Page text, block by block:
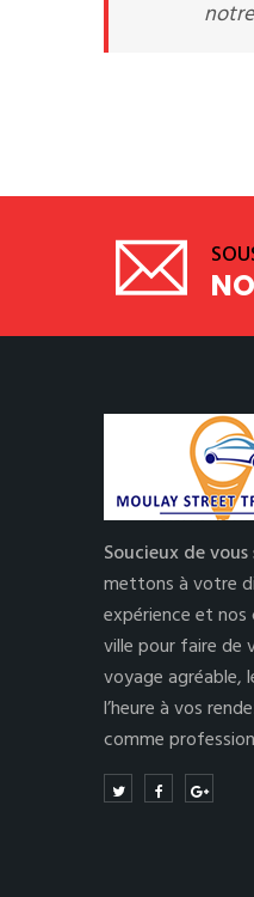
Soucieux de
mettons à votre
expérience et nos
ville pour faire de
voyage agréable,
l’heure à vos
comme